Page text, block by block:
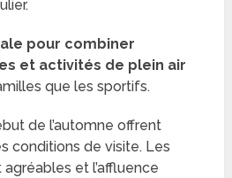
pour combiner
et activités de plein air
que les sportifs.
de l’automne offrent
conditions de visite. Les
et l’affluence